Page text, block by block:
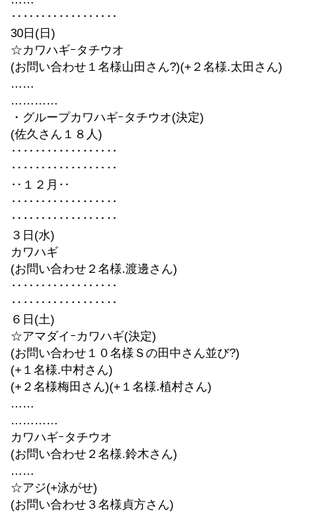
‥‥‥‥‥‥‥‥‥
30日(日)
☆カワハギｰタチウオ
(お問い合わせ１名様山田さん?)(+２名様.太田さん)
……
…………
・グループカワハギｰタチウオ(決定)
(佐久さん１８人)
‥‥‥‥‥‥‥‥‥
‥‥‥‥‥‥‥‥‥
‥１２月‥
‥‥‥‥‥‥‥‥‥
‥‥‥‥‥‥‥‥‥
３日(水)
カワハギ
(お問い合わせ２名様.渡邊さん)
‥‥‥‥‥‥‥‥‥
‥‥‥‥‥‥‥‥‥
６日(土)
☆アマダイｰカワハギ(決定)
(お問い合わせ１０名様Ｓの田中さん並び?)
(+１名様.中村さん)
(+２名様梅田さん)(+１名様.植村さん)
……
…………
カワハギｰタチウオ
(お問い合わせ２名様.鈴木さん)
……
☆アジ(+泳がせ)
(お問い合わせ３名様貞方さん)